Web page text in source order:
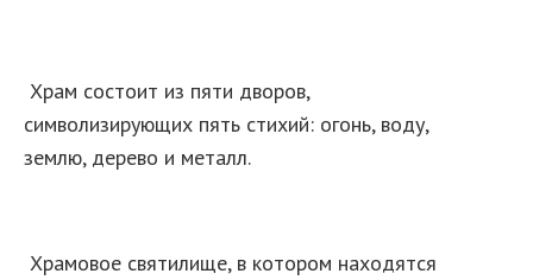
Храм состоит из пяти дворов,
символизирующих пять стихий: огонь, воду,
землю, дерево и металл.
Храмовое святилище, в котором находятся